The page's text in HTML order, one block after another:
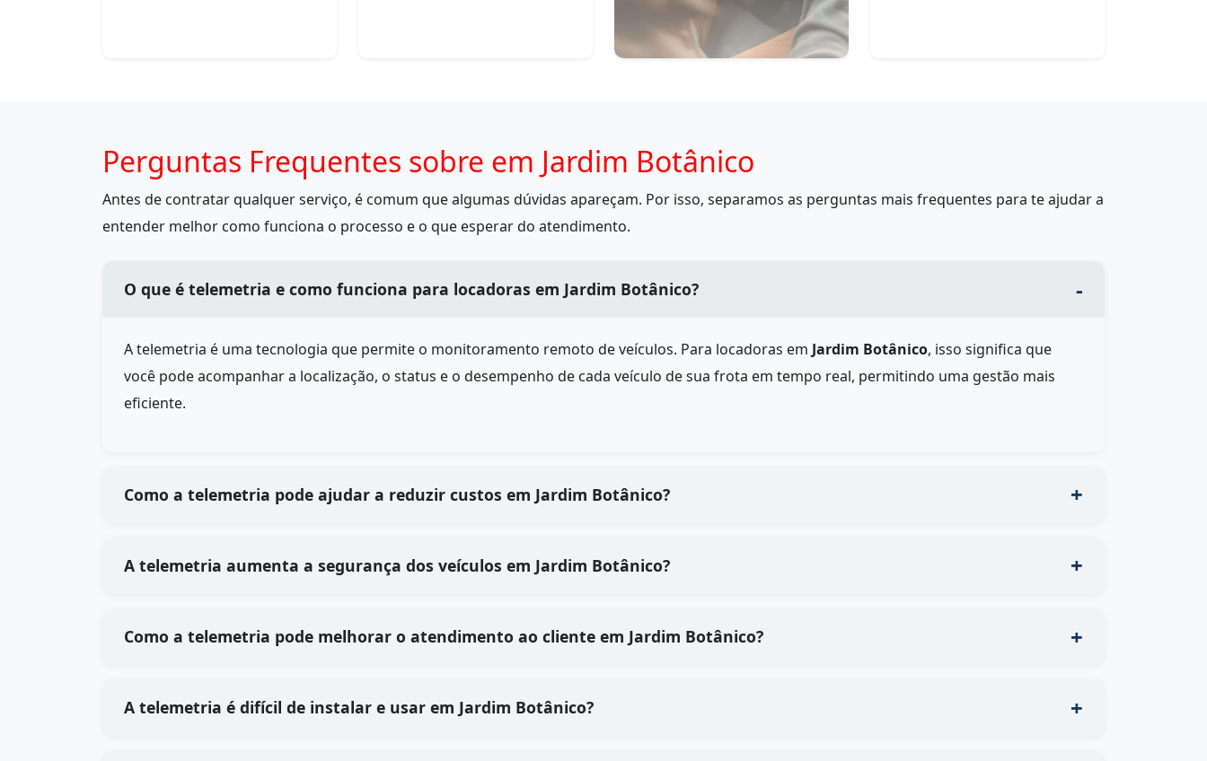
Perguntas Frequentes sobre em Jardim Botânico
Antes de contratar qualquer serviço, é comum que algumas dúvidas apareçam. Por isso, separamos as perguntas mais frequentes para te ajudar a
entender melhor como funciona o processo e o que esperar do atendimento.
O que é telemetria e como funciona para locadoras em Jardim Botânico?
A telemetria é uma tecnologia que permite o monitoramento remoto de veículos. Para locadoras em Jardim Botânico, isso significa que
você pode acompanhar a localização, o status e o desempenho de cada veículo de sua frota em tempo real, permitindo uma gestão mais
eficiente.
Como a telemetria pode ajudar a reduzir custos em Jardim Botânico?
A telemetria aumenta a segurança dos veículos em Jardim Botânico?
Como a telemetria pode melhorar o atendimento ao cliente em Jardim Botânico?
A telemetria é difícil de instalar e usar em Jardim Botânico?